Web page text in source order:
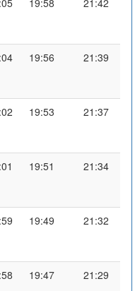
19:56 21:39
19:53 21:37
19:51 21:34
19:49 21:32
19:47 21:29